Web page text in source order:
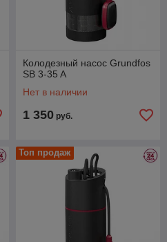
Колодезный насос Grundfos
SB 3-35 A
Нет в наличии
1 350 руб.
Топ продаж